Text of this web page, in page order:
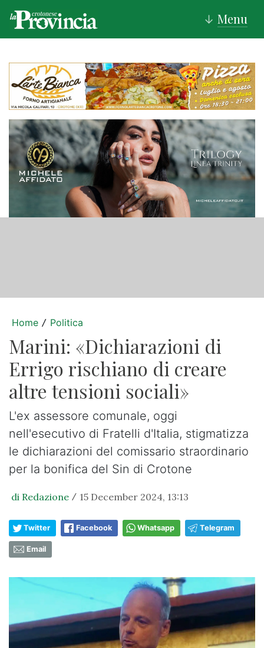
↓ Menu
Home / Politica
Marini: «Dichiarazioni di
Errigo rischiano di creare
altre tensioni sociali»
L'ex assessore comunale, oggi
nell'esecutivo di Fratelli d'Italia, stigmatizza
le dichiarazioni del comissario straordinario
per la bonifica del Sin di Crotone
di Redazione / 15 December 2024, 13:13
Twitter Facebook Whatsapp Telegram
Email